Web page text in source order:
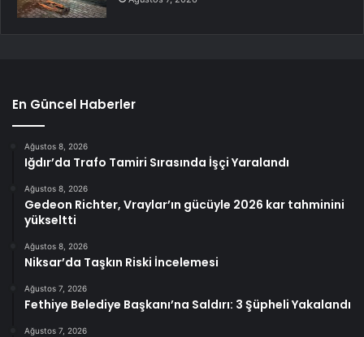
En Güncel Haberler
Ağustos 8, 2026
Iğdır’da Trafo Tamiri Sırasında İşçi Yaralandı
Ağustos 8, 2026
Gedeon Richter, Vraylar’ın gücüyle 2026 kar tahminini
yükseltti
Ağustos 8, 2026
Niksar’da Taşkın Riski İncelemesi
Ağustos 7, 2026
Fethiye Belediye Başkanı’na Saldırı: 3 Şüpheli Yakalandı
Ağustos 7, 2026